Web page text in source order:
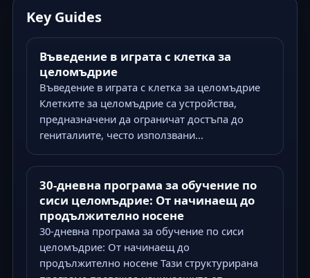
Key Guides
Въведение в играта с клетка за
целомъдрие
Въведение в играта с клетка за целомъдрие
Клетките за целомъдрие са устройства,
предназначени да ограничат достъпа до
гениталиите, често използвани...
30-дневна програма за обучение по
сиси целомъдрие: От начинаещ до
продължително носене
30-дневна програма за обучение по сиси
целомъдрие: От начинаещ до
продължително носене Тази структурирана